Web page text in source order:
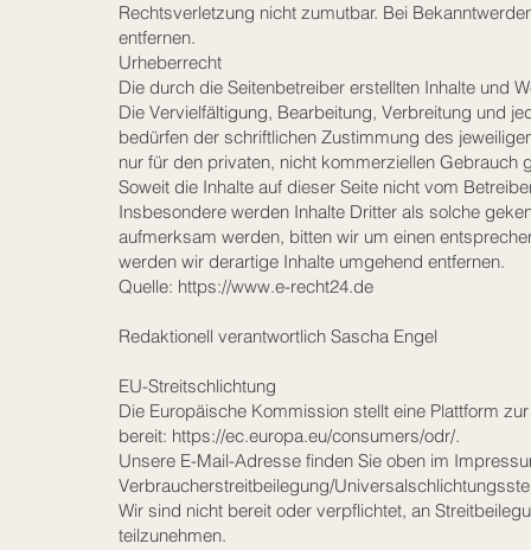
Rechtsverletzung nicht zumutbar. Bei
entfernen.
Urheberrecht
Die durch die Seitenbetreiber erstellten Inhalte und
Die Vervielfältigung, Bearbeitung, Verbreitung und
bedürfen der schriftlichen Zustimmung des
nur für den privaten, nicht kommerziellen Gebrauch
Soweit die Inhalte auf dieser Seite nicht vom
Insbesondere werden Inhalte Dritter als solche
aufmerksam werden, bitten wir um einen
werden wir derartige Inhalte umgehend entfernen.
Quelle: https://www.e-recht24.de
Redaktionell verantwortlich Sascha Engel
EU-Streitschlichtung
Die Europäische Kommission stellt eine Plattform
bereit: https://ec.europa.eu/consumers/odr/.
Unsere E-Mail-Adresse finden Sie oben im
Verbraucherstreitbeilegung/
Wir sind nicht bereit oder verpflichtet, an
teilzunehmen.